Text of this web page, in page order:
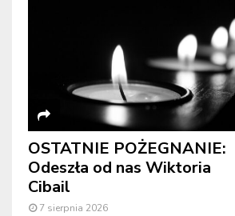
OSTATNIE POŻEGNANIE:
Odeszła od nas Wiktoria
Cibail
7 sierpnia 2026